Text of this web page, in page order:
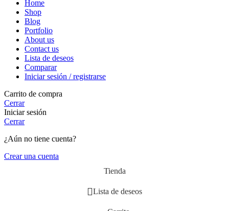
Home
Shop
Blog
Portfolio
About us
Contact us
Lista de deseos
Comparar
Iniciar sesión / registrarse
Carrito de compra
Cerrar
Iniciar sesión
Cerrar
¿Aún no tiene cuenta?
Crear una cuenta
Tienda
Lista de deseos